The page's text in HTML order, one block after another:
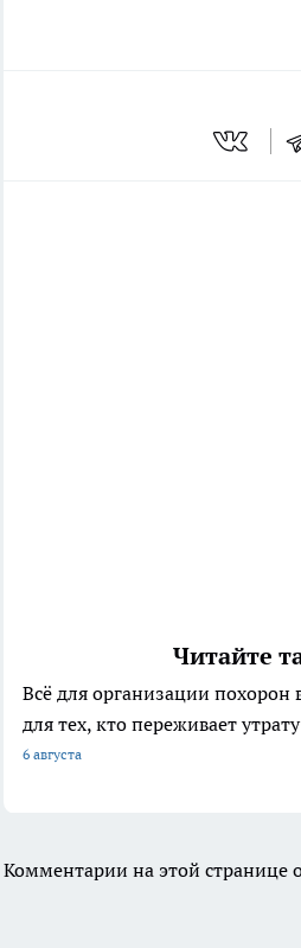
Читайте
Всё для организации
для тех, кто переживает утрату
6 августа
Комментарии на этой странице